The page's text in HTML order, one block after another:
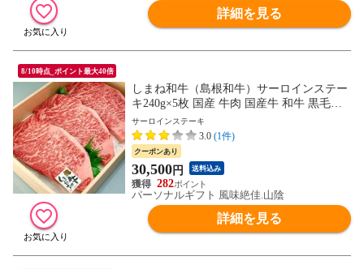
詳細を見る
8/10時点_ポイント最大40倍
しまね和牛（島根和牛）サーロインステー
キ240g×5枚 国産 牛肉 国産牛 和牛 黒毛和
牛 最高級 特選 厳選 送料無料（北海道・沖
縄を除く）
サーロインステーキ
3.0 (1件)
クーポンあり
30,500円 送料込み
282
パーソナルギフト 風味絶佳.山陰
詳細を見る